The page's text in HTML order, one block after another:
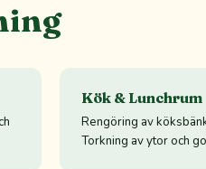
Kök & Lunchrum
Rengöring av
Torkning av ytor och